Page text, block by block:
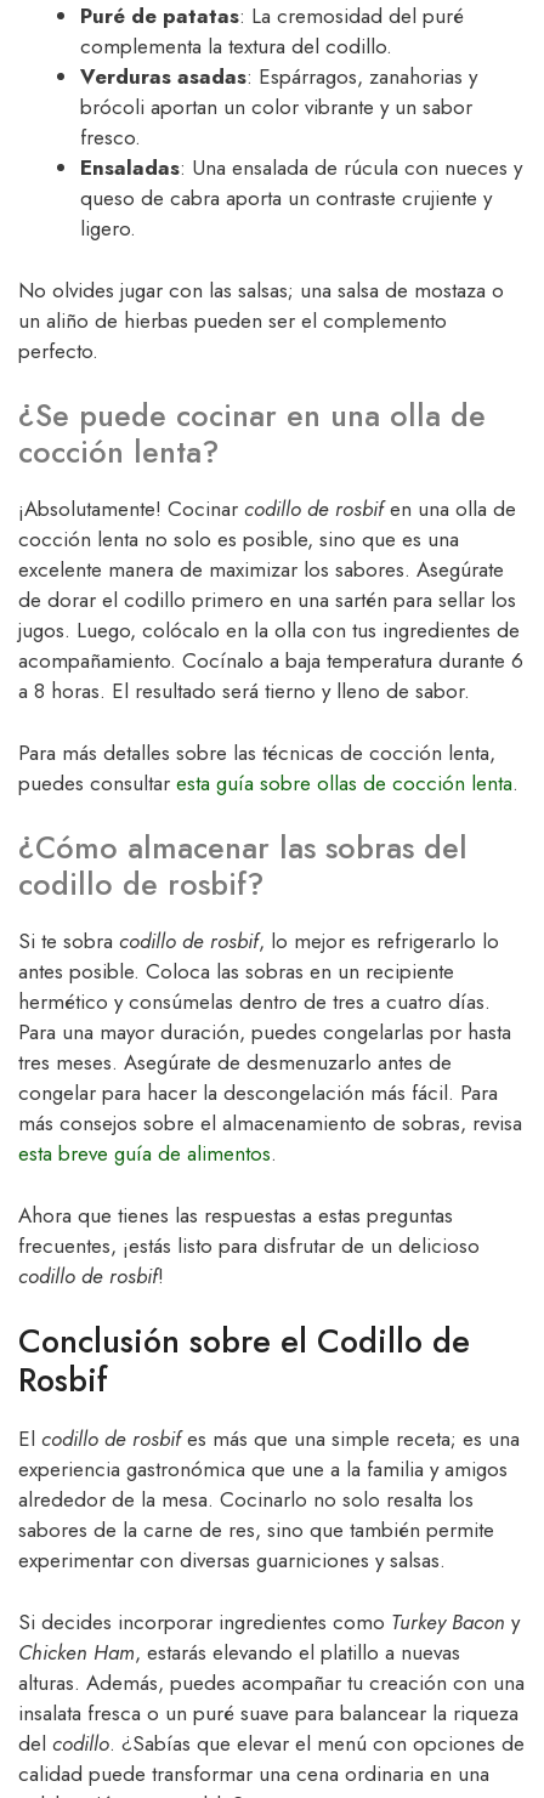
Puré de patatas: La cremosidad del puré
complementa la textura del codillo.
Verduras asadas: Espárragos, zanahorias y
brócoli aportan un color vibrante y un sabor
fresco.
Ensaladas: Una ensalada de rúcula con nueces y
queso de cabra aporta un contraste crujiente y
ligero.
No olvides jugar con las salsas; una salsa de mostaza o
un aliño de hierbas pueden ser el complemento
perfecto.
¿Se puede cocinar en una olla de
cocción lenta?
¡Absolutamente! Cocinar codillo de rosbifen una olla de
cocción lenta no solo es posible, sino que es una
excelente manera de maximizar los sabores. Asegúrate
de dorar el codillo primero en una sartén para sellar los
jugos. Luego, colócalo en la olla con tus ingredientes de
acompañamiento. Cocínalo a baja temperatura durante 6
a 8 horas. El resultado será tierno y lleno de sabor.
Para más detalles sobre las técnicas de cocción lenta,
puedes consultar esta guía sobre ollas de cocción lenta.
¿Cómo almacenar las sobras del
codillo de rosbif?
Si te sobra codillo de rosbif, lo mejor es refrigerarlo lo
antes posible. Coloca las sobras en un recipiente
hermético y consúmelas dentro de tres a cuatro días.
Para una mayor duración, puedes congelarlas por hasta
tres meses. Asegúrate de desmenuzarlo antes de
congelar para hacer la descongelación más fácil. Para
más consejos sobre el almacenamiento de sobras, revisa
esta breve guía de alimentos.
Ahora que tienes las respuestas a estas preguntas
frecuentes, ¡estás listo para disfrutar de un delicioso
codillo de rosbif!
Conclusión sobre el Codillo de
Rosbif
El codillo de rosbifes más que una simple receta; es una
experiencia gastronómica que une a la familia y amigos
alrededor de la mesa. Cocinarlo no solo resalta los
sabores de la carne de res, sino que también permite
experimentar con diversas guarniciones y salsas.
Si decides incorporar ingredientes como Turkey Bacon y
Chicken Ham, estarás elevando el platillo a nuevas
alturas. Además, puedes acompañar tu creación con una
insalata fresca o un puré suave para balancear la riqueza
del codillo. ¿Sabías que elevar el menú con opciones de
calidad puede transformar una cena ordinaria en una